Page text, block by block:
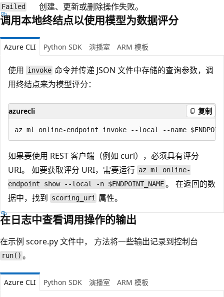
Failed 创建、更新或删除操作失败。
调用本地终结点以使用模型为数据评分
Azure CLI Python SDK 演播室 ARM 模板
使用 invoke 命令并传递 JSON 文件中存储的查询参数，调
用终结点来为模型评分：
azurecli 复制
如果要使用 REST 客户端（例如 curl），必须具有评分
URI。 如要获取评分 URI，需要运行 az ml online-
endpoint show --local -n $ENDPOINT_NAME。 在返回的数
据中，找到 scoring_uri 属性。
在日志中查看调用操作的输出
在示例 score.py 文件中， 方法将一些输出记录到控制台
run() 。
Azure CLI Python SDK 演播室 ARM 模板